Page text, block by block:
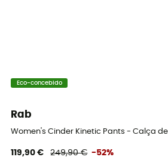
Eco-concebido
Rab
Women's Cinder Kinetic Pants - Calça
119,90 € 249,90 € -52%